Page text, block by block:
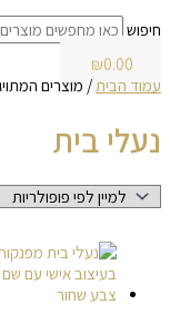
חיפוש
₪0.00
עמוד הבית/ מוצרים
נעלי בית